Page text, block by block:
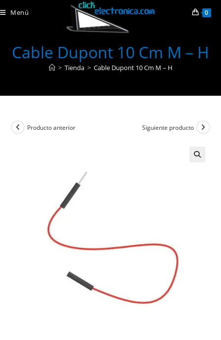
al
Menú 0
Cable Dupont 10 Cm M – H
> Tienda > Cable Dupont 10 Cm M – H
Producto anterior Siguiente producto